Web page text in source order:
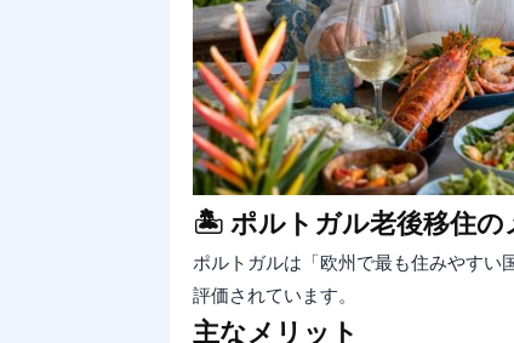
🏝️ ポルトガル老後移住の
ポルトガルは「欧州で最も住みやすい
評価されています。
主なメリット